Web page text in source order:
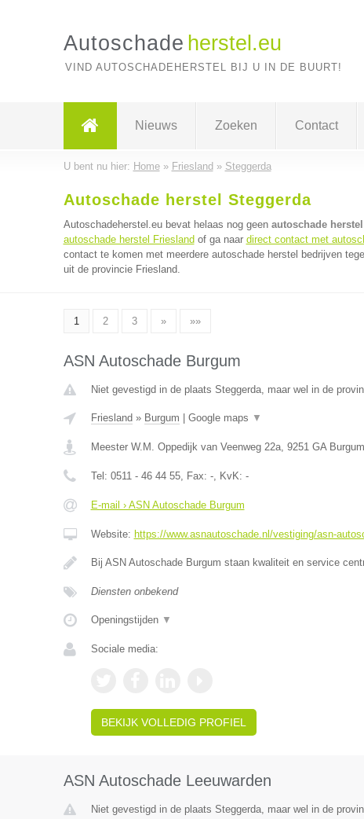
Autoschade herstel.eu
VIND AUTOSCHADEHERSTEL BIJ U IN DE BUURT!
Nieuws Zoeken Contact
U bent nu hier: Home» Friesland » Steggerda
Autoschade herstel Steggerda
Autoschadeherstel.eu bevat helaas nog geen autoschade
autoschade herstel Friesland of ga naar direct contact met
contact te komen met meerdere autoschade herstel bedrijven
uit de provincie Friesland.
1 2 3 » »»
ASN Autoschade Burgum
Niet gevestigd in de plaats Steggerda, maar wel in de
Friesland » Burgum Google maps ▼
Meester W.M. Oppedijk van Veenweg 22a, 9251 GA Burgum
Tel: 0511 - 46 44 55, Fax: -, KvK: -
E-mail › ASN Autoschade Burgum
Website: https://www.asnautoschade.nl/vestiging/asn-
Bij ASN Autoschade Burgum staan kwaliteit en service
Diensten onbekend
Openingstijden ▼
Sociale media:
BEKIJK VOLLEDIG PROFIEL
ASN Autoschade Leeuwarden
Niet gevestigd in de plaats Steggerda, maar wel in de